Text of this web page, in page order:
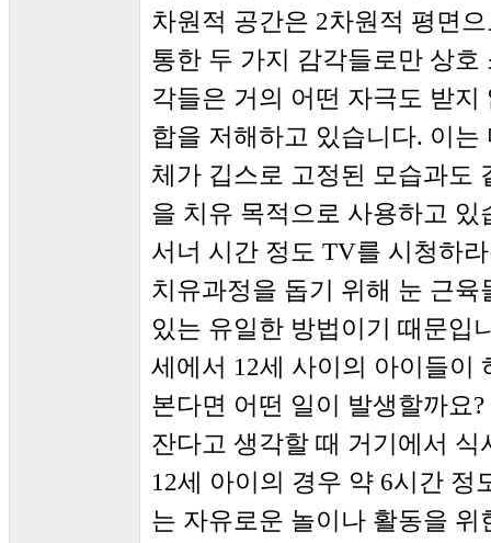
차원적 공간은 2차원적 평면
통한 두 가지 감각들로만 상
각들은 거의 어떤 자극도 받
합을 저해하고 있습니다. 이
체가 깁스로 고정된 모습과도
을 치유 목적으로 사용하고
서너 시간 정도 TV를 시청하
치유과정을 돕기 위해 눈 근
있는 유일한 방법이기 때문입
세에서 12세 사이의 아이들이
본다면 어떤 일이 발생할까요
잔다고 생각할 때 거기에서
12세 아이의 경우 약 6시간
는 자유로운 놀이나 활동을